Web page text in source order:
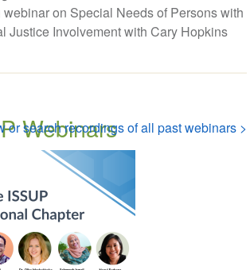
on Special Needs of Persons with
Justice Involvement with Cary Hopkins
Webinars
or search recordings of all past webinars >